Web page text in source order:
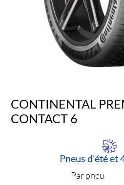
CONTINENTAL
CONTACT 6
Pneus d'été et
Par pneu